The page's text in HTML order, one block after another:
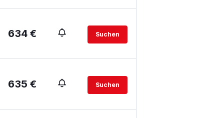
634 € Suchen
635 € Suchen